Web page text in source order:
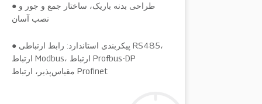
● طراحی بدنه باریک، ساختار جمع و جور و
نصب آسان
● پیکربندی استاندارد: رابط ارتباطی RS485،
ارتباط Modbus، ارتباط Profbus-DP
مقیاس‌پذیر، ارتباط Profinet